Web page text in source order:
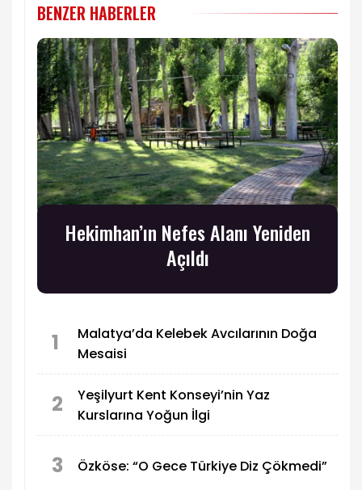
BENZER HABERLER
Hekimhan’ın Nefes Alanı Yeniden
Açıldı
1
Malatya’da Kelebek Avcılarının Doğa
Mesaisi
2
Yeşilyurt Kent Konseyi’nin Yaz
Kurslarına Yoğun İlgi
3 Özköse: “O Gece Türkiye Diz Çökmedi”